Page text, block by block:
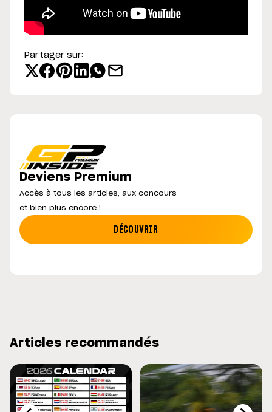
Partager sur:
Deviens Premium
Accès à tous les articles, aux concours
et bien plus encore !
DÉCOUVRIR
Articles recommandés